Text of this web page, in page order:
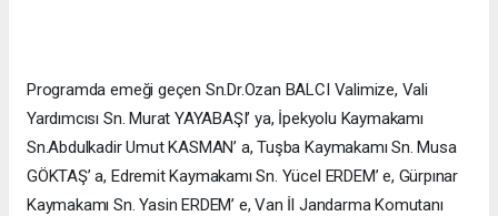
Programda emeği geçen Sn.Dr.Ozan BALCI Valimize, Vali
Yardımcısı Sn. Murat YAYABAŞI’ ya, İpekyolu Kaymakamı
Sn.Abdulkadir Umut KASMAN’ a, Tuşba Kaymakamı Sn. Musa
GÖKTAŞ’ a, Edremit Kaymakamı Sn. Yücel ERDEM’ e, Gürpınar
Kaymakamı Sn. Yasin ERDEM’ e, Van İl Jandarma Komutanı